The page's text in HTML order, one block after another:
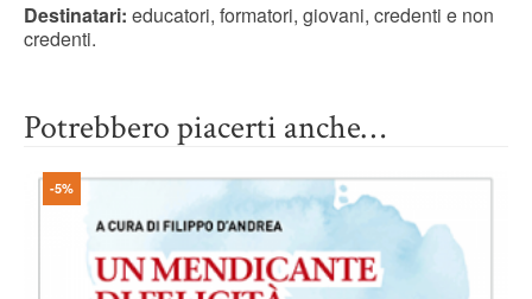
Destinatari: educatori, formatori, giovani, credenti e non
credenti.
Potrebbero piacerti anche…
-5%